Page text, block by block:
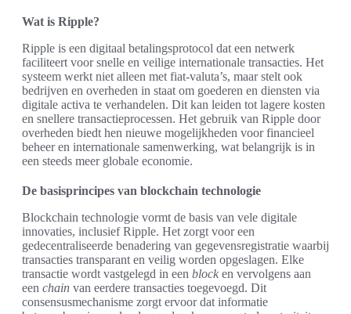
Wat is Ripple?
Ripple is een digitaal betalingsprotocol dat een netwerk
faciliteert voor snelle en veilige internationale transacties. Het
systeem werkt niet alleen met fiat-valuta’s, maar stelt ook
bedrijven en overheden in staat om goederen en diensten via
digitale activa te verhandelen. Dit kan leiden tot lagere kosten
en snellere transactieprocessen. Het gebruik van Ripple door
overheden biedt hen nieuwe mogelijkheden voor financieel
beheer en internationale samenwerking, wat belangrijk is in
een steeds meer globale economie.
De basisprincipes van blockchain technologie
Blockchain technologie vormt de basis van vele digitale
innovaties, inclusief Ripple. Het zorgt voor een
gedecentraliseerde benadering van gegevensregistratie waarbij
transacties transparant en veilig worden opgeslagen. Elke
transactie wordt vastgelegd in een block en vervolgens aan
een chain van eerdere transacties toegevoegd. Dit
consensusmechanisme zorgt ervoor dat informatie